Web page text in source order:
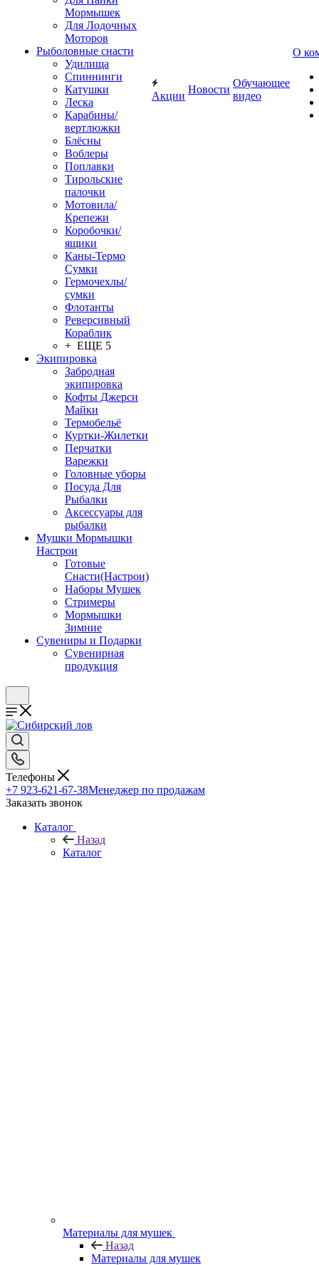
Мормышек
Для Лодочных
Моторов
Рыболовные снасти
Удилища
Спиннинги
Катушки
Леска
Карабины/
вертлюжки
Блёсны
Воблеры
Поплавки
Тирольские
палочки
Мотовила/
Крепежи
Коробочки/
ящики
Каны-Термо
Сумки
Гермочехлы/
сумки
Флотанты
Реверсивный
Кораблик
+ ЕЩЕ 5
Экипировка
Забродная
экипировка
Кофты Джерси
Майки
Термобельё
Куртки-Жилетки
Перчатки
Варежки
Головные уборы
Посуда Для
Рыбалки
Аксессуары для
рыбалки
Мушки Мормышки
Настрои
Готовые
Снасти(Настрои)
Наборы Мушек
Стримеры
Мормышки
Зимние
Сувениры и Подарки
Сувенирная
продукция
Акции
Новости
Обучающее
видео
О
Телефоны
+7 923-621-67-38Менеджер по продажам
Заказать звонок
Каталог
Назад
Каталог
Материалы для мушек
Назад
Материалы для мушек